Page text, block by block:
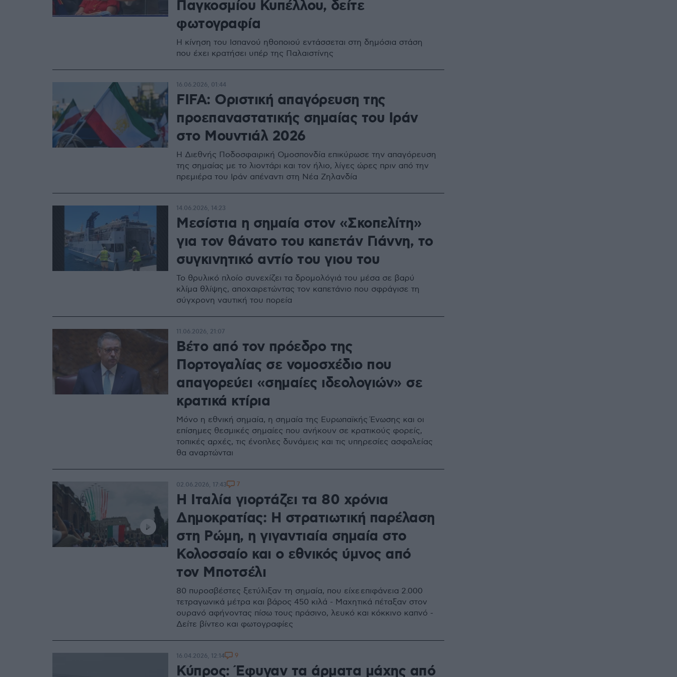
Παγκοσμίου Κυπέλλου, δείτε
φωτογραφία
Η κίνηση του Ισπανού ηθοποιού εντάσσεται στη δημόσια στάση
που έχει κρατήσει υπέρ της Παλαιστίνης
FIFA: Οριστική απαγόρευση της
προεπαναστατικής σημαίας του Ιράν
στο Μουντιάλ 2026
Η Διεθνής Ποδοσφαιρική Ομοσπονδία επικύρωσε την απαγόρευση
της σημαίας με το λιοντάρι και τον ήλιο, λίγες ώρες πριν από την
πρεμιέρα του Ιράν απέναντι στη Νέα Ζηλανδία
16.06.2026, 01:44
Μεσίστια η σημαία στον «Σκοπελίτη»
για τον θάνατο του καπετάν Γιάννη, το
συγκινητικό αντίο του γιου του
Το θρυλικό πλοίο συνεχίζει τα δρομολόγιά του μέσα σε βαρύ
κλίμα θλίψης, αποχαιρετώντας τον καπετάνιο που σφράγισε τη
σύγχρονη ναυτική του πορεία
14.06.2026, 14:23
Βέτο από τον πρόεδρο της
Πορτογαλίας σε νομοσχέδιο που
απαγορεύει «σημαίες ιδεολογιών» σε
κρατικά κτίρια
Μόνο η εθνική σημαία, η σημαία της Ευρωπαϊκής Ένωσης και οι
επίσημες θεσμικές σημαίες που ανήκουν σε κρατικούς φορείς,
τοπικές αρχές, τις ένοπλες δυνάμεις και τις υπηρεσίες ασφαλείας
θα αναρτώνται
11.06.2026, 21:07
Η Ιταλία γιορτάζει τα 80 χρόνια
Δημοκρατίας: Η στρατιωτική παρέλαση
στη Ρώμη, η γιγαντιαία σημαία στο
Κολοσσαίο και ο εθνικός ύμνος από
τον Μποτσέλι
80 πυροσβέστες ξετύλιξαν τη σημαία, που είχε επιφάνεια 2.000
τετραγωνικά μέτρα και βάρος 450 κιλά - Μαχητικά πέταξαν στον
ουρανό αφήνοντας πίσω τους πράσινο, λευκό και κόκκινο καπνό -
Δείτε βίντεο και φωτογραφίες
02.06.2026, 17:43 7
Κύπρος: Έφυγαν τα άρματα μάχης από
16.04.2026, 12:14 9